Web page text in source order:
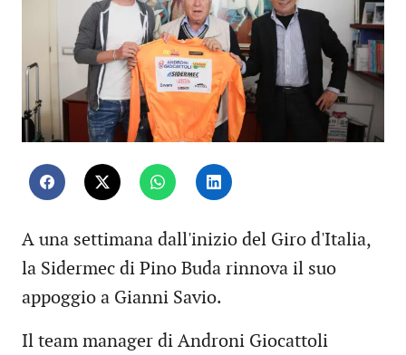
A una settimana dall'inizio del Giro d'Italia,
la Sidermec di Pino Buda rinnova il suo
appoggio a Gianni Savio.
Il team manager di Androni Giocattoli